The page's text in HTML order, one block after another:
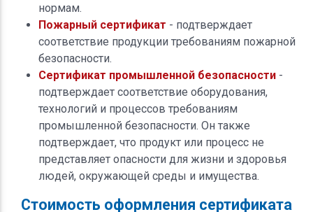
нормам.
Пожарный сертификат - подтверждает
соответствие продукции требованиям пожарной
безопасности.
Сертификат промышленной безопасности -
подтверждает соответствие оборудования,
технологий и процессов требованиям
промышленной безопасности. Он также
подтверждает, что продукт или процесс не
представляет опасности для жизни и здоровья
людей, окружающей среды и имущества.
Стоимость оформления сертификата